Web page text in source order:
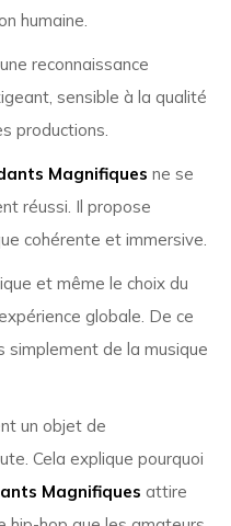
humaine.
reconnaissance
sensible à la qualité
productions.
Magnifiques ne se
réussi. Il propose
cohérente et immersive.
et même le choix du
globale. De ce
simplement de la musique
un objet de
Cela explique pourquoi
Magnifiques attire